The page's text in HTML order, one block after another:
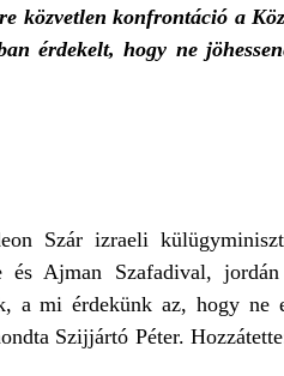
közvetlen konfrontáció a
érdekelt, hogy ne
Szár izraeli
Ajman Szafadival,
a mi érdekünk az, hogy ne
Szijjártó Péter.